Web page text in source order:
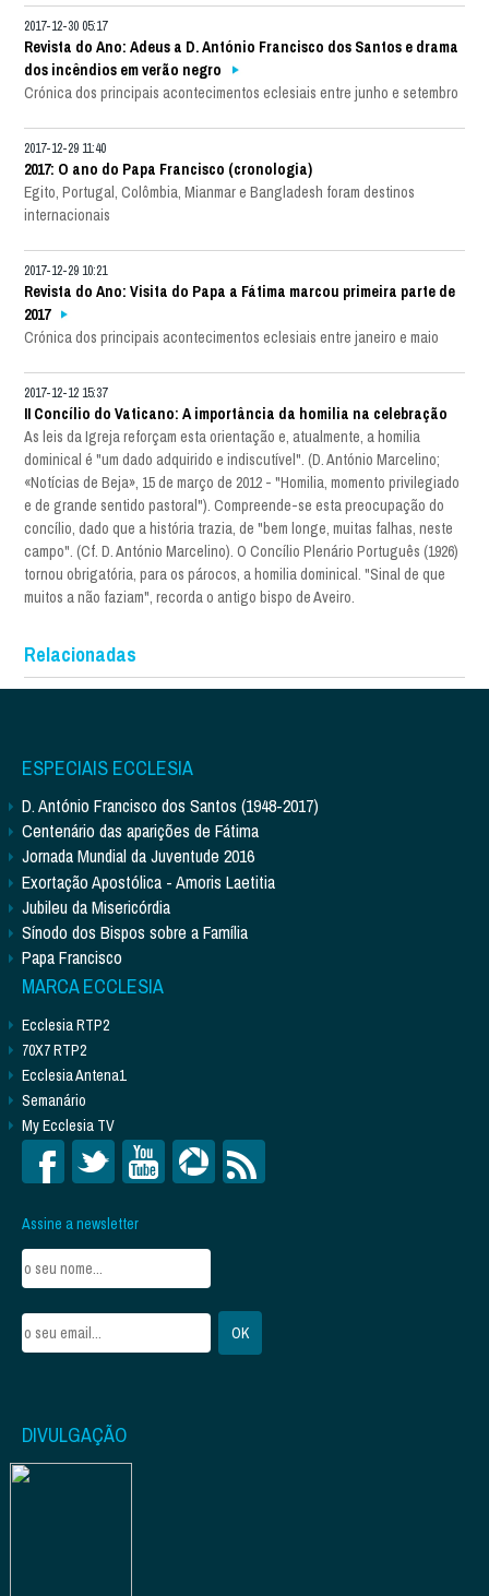
2017-12-30 05:17
Revista do Ano: Adeus a D. António Francisco dos Santos e drama
dos incêndios em verão negro
Crónica dos principais acontecimentos eclesiais entre junho e setembro
2017-12-29 11:40
2017: O ano do Papa Francisco (cronologia)
Egito, Portugal, Colômbia, Mianmar e Bangladesh foram destinos
internacionais
2017-12-29 10:21
Revista do Ano: Visita do Papa a Fátima marcou primeira parte de
2017
Crónica dos principais acontecimentos eclesiais entre janeiro e maio
2017-12-12 15:37
II Concílio do Vaticano: A importância da homilia na celebração
As leis da Igreja reforçam esta orientação e, atualmente, a homilia
dominical é "um dado adquirido e indiscutível". (D. António Marcelino;
«Notícias de Beja», 15 de março de 2012 - "Homilia, momento privilegiado
e de grande sentido pastoral"). Compreende-se esta preocupação do
concílio, dado que a história trazia, de "bem longe, muitas falhas, neste
campo". (Cf. D. António Marcelino). O Concílio Plenário Português (1926)
tornou obrigatória, para os párocos, a homilia dominical. "Sinal de que
muitos a não faziam", recorda o antigo bispo de Aveiro.
Relacionadas
ESPECIAIS ECCLESIA
D. António Francisco dos Santos (1948-2017)
Centenário das aparições de Fátima
Jornada Mundial da Juventude 2016
Exortação Apostólica - Amoris Laetitia
Jubileu da Misericórdia
Sínodo dos Bispos sobre a Família
Papa Francisco
MARCA ECCLESIA
Ecclesia RTP2
70X7 RTP2
Ecclesia Antena1
Semanário
My Ecclesia TV
Assine a newsletter
DIVULGAÇÃO